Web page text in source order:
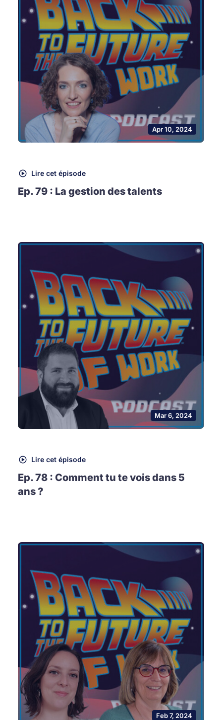
Apr 10, 2024
Lire cet épisode
Ep. 79 : La gestion des talents
Mar 6, 2024
Lire cet épisode
Ep. 78 : Comment tu te vois dans 5
ans ?
Feb 7, 2024